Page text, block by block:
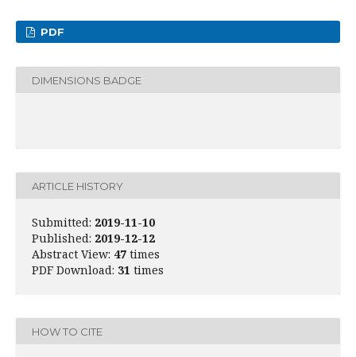
PDF
DIMENSIONS BADGE
ARTICLE HISTORY
Submitted: 2019-11-10
Published: 2019-12-12
Abstract View: 47 times
PDF Download: 31 times
HOW TO CITE